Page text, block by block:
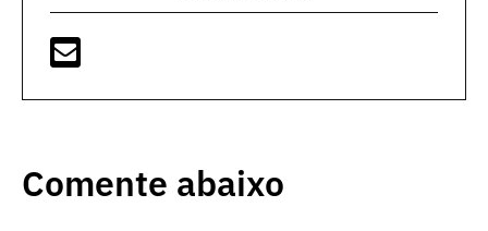
Comente abaixo